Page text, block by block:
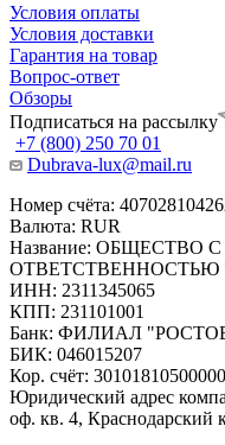
Условия оплаты
Условия доставки
Гарантия на товар
Вопрос-ответ
Обзоры
Подписаться на рассылку
+7 (800) 250 70 01
Dubrava-lux@mail.ru
Номер счёта:
Валюта: RUR
Название: ОБЩЕСТВО
ОТВЕТСТВЕННОСТЬЮ
ИНН: 2311345065
КПП: 231101001
Банк: ФИЛИАЛ
БИК: 046015207
Кор. счёт:
Юридический адрес
оф. кв. 4, Краснодарский